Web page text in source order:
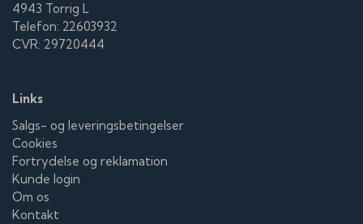
4943 Torrig L
Telefon: 22603932
CVR: 29720444
Links
Salgs- og leveringsbetingelser
Cookies
Fortrydelse og reklamation
Kunde login
Om os
Kontakt